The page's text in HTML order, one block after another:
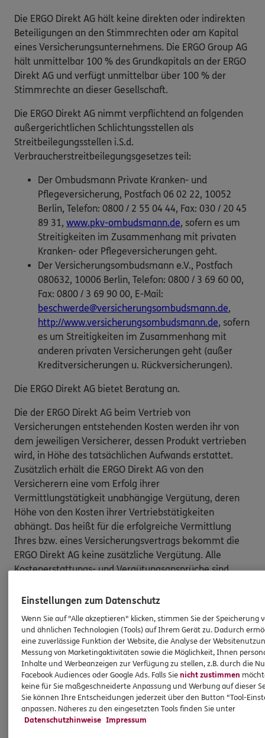
Die ERGO Direkt AG hält keine direkten oder indirekten
Beteiligungen an den Stimmrechten oder am Kapital
eines Versicherungsunternehmens. Die ERGO Group AG
hält unmittelbar 100 % des Grundkapitals an der ERGO
Direkt AG und verfügt unmittelbar über 100 % der
Stimmrechte an dieser Gesellschaft.
Die ERGO Direkt AG nimmt verpflichtend an folgenden
außergerichtlichen Schlichtungsstellen als
Streitbeilegungsstellen i.S.d.
Verbraucherstreitbeilegungsgesetzes teil:
Der Ombudsmann Private Kranken- und
Pflegeversicherung, Postfach 06 02 22, 10052
Berlin, Telefon: 0800 / 2 55 04 44, Fax: 030 / 20 45
89 31, www.pkv-ombudsmann.de, sofern es um
Streitigkeiten im Zusammenhang mit privaten
Kranken- oder Pflegeversicherungen geht.
Der Versicherungsombudsmann e.V., Postfach
080632, 10006 Berlin, Telefon: 0800 / 3 69 60 00,
Fax: 0800 / 3 69 90 00, E-Mail:
beschwerde@versicherungsombudsmann.de,
http://www.versicherungsombudsmann.de, sofern
es um Streitigkeiten im Zusammenhang mit
anderen privaten Versicherungen geht (außer
Kreditversicherungen u. Rückversicherungen).
Die ERGO Direkt AG bietet Beratung an.
Die der ERGO Direkt AG beim Vertrieb von
Versicherungen entstehenden Kosten werden ihr von
dem jeweiligen Versicherer, dessen Produkt vertrieben
wird, in Höhe des tatsächlichen Aufwands erstattet.
Zusätzlich erhält die ERGO Direkt AG von den
Versicherern eine vom Erfolg ihrer
Vermittlungstätigkeit unabhängige Vergütung, deren
Höhe von den Kosten ihrer Vertriebstätigkeiten
abhängt. Das heißt für die erfolgreiche Vermittlung
Ihres bzw. eines Versicherungsvertrags bekommt die
ERGO Direkt AG keine zusätzliche Vergütung. Alle
Kostenerstattungs- und Vergütungsansprüche sind
müssen von Ihnen nicht gesondert gezahlt werden].
Nach oben
HINWEIS
Wichtiges aus dem Vermittlerrecht
Ich bin verpflichtet, Ihnen Auskünfte zu meiner
Person zu geben. Sowohl Ihr Schutz als Verbraucher
Einstellungen zum Datenschutz
Wenn Sie auf "Alle akzeptieren" klicken, stimmen Sie der Speicherung
und ähnlichen Technologien (Tools) auf Ihrem Gerät zu. Dadurch
eine zuverlässige Funktion der Website, die Analyse der
Messung von Marketingaktivitäten sowie die Möglichkeit, Ihnen
Inhalte und Werbeanzeigen zur Verfügung zu stellen, z.B. durch die
Facebook Audiences oder Google Ads. Falls Sienicht zustimmen
keine für Sie maßgeschneiderte Anpassung und Werbung auf dieser
Sie können Ihre Entscheidungen jederzeit über den Button "Tool-
anpassen. Näheres zu den eingesetzten Tools finden Sie unter
Datenschutzhinweise Impressum